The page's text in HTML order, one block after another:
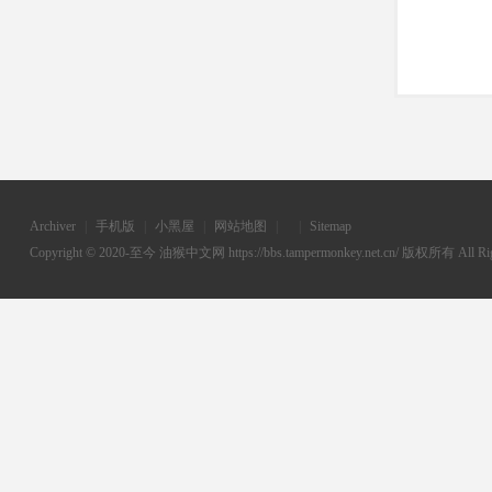
Archiver 手机版 小黑屋 网站地图
Sitemap
Copyright © 2020-至今 油猴中文网 https://bbs.tampermonkey.net.cn/ 版权所有 All